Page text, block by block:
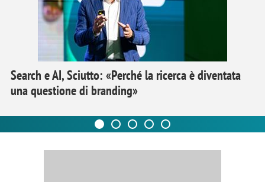
Search e AI, Sciutto: «Perché la ricerca è diventata
una questione di branding»